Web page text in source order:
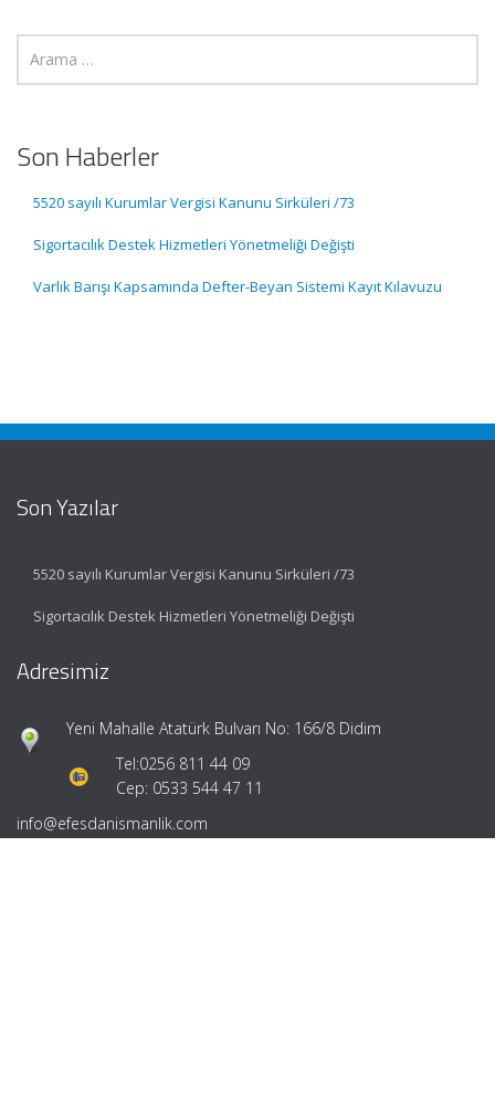
Son Haberler
5520 sayılı Kurumlar Vergisi Kanunu Sirküleri /73
Sigortacılık Destek Hizmetleri Yönetmeliği Değişti
Varlık Barışı Kapsamında Defter-Beyan Sistemi Kayıt Kılavuzu
Son Yazılar
5520 sayılı Kurumlar Vergisi Kanunu Sirküleri /73
Sigortacılık Destek Hizmetleri Yönetmeliği Değişti
Adresimiz
Yeni Mahalle Atatürk Bulvarı No: 166/8 Didim
Tel:0256 811 44 09
Cep: 0533 544 47 11
info@efesdanismanlik.com